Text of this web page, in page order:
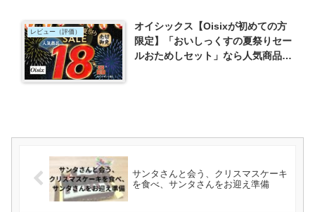
レビュー（評価）
オイシックス【Oisixが初めての方
限定】「おいしっくすの夏祭りセー
ルおためしセット」なら人気商品
サンタさんと会う、クリスマスケーキ
を食べ、サンタさんをお迎え準備